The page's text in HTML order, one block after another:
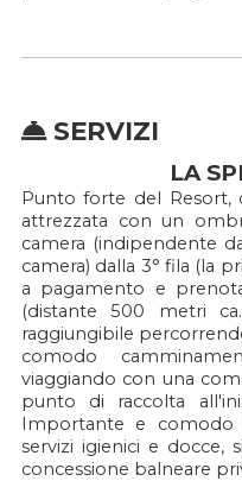
SERVIZI
LA
Punto forte del Resort,
attrezzata con un
camera (indipendente
camera) dalla 3° fila (la
a pagamento e
(distante 500 metri
raggiungibile
comodo
viaggiando con una
punto di raccolta
Importante e comodo
servizi igienici e docce,
concessione balneare